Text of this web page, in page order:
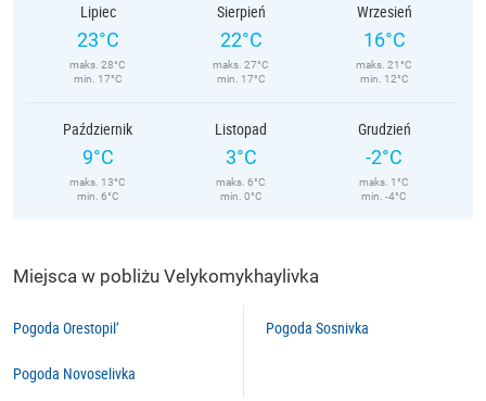
Lipiec
23°C
maks. 28°C
min. 17°C
Sierpień
22°C
maks. 27°C
min. 17°C
Wrzesień
16°C
maks. 21°C
min. 12°C
Październik
9°C
maks. 13°C
min. 6°C
Listopad
3°C
maks. 6°C
min. 0°C
Grudzień
-2°C
maks. 1°C
min. -4°C
Miejsca w pobliżu Velykomykhaylivka
Pogoda Orestopil’
Pogoda Novoselivka
Pogoda Sosnivka